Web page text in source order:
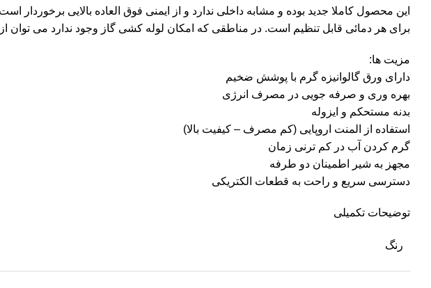
این محصول کاملا جدید بوده و مشابه داخلی ندارد و از ایمنی فوق العاده بالایی
برای هر دمائی قابل تنظیم است. در مناطقی که امکان لوله کشی گاز وجود ندارد می توان
مزیت ها:
دارای ورق گالوانیزه گرم با پوشش ضخیم
بهره وری و صرفه جویی در مصرف انرژی
بدنه مستحکم و ایزوله
استفاده از المنت اروپایی (کم مصرف – کیفیت بالا)
گرم کردن آب در کم ترنی زمان
مجهز به شیر اطمینان دو طرفه
دسترسی سریع و راحت به قطعات الکتریکی
توضیحات تکمیلی
رنگ